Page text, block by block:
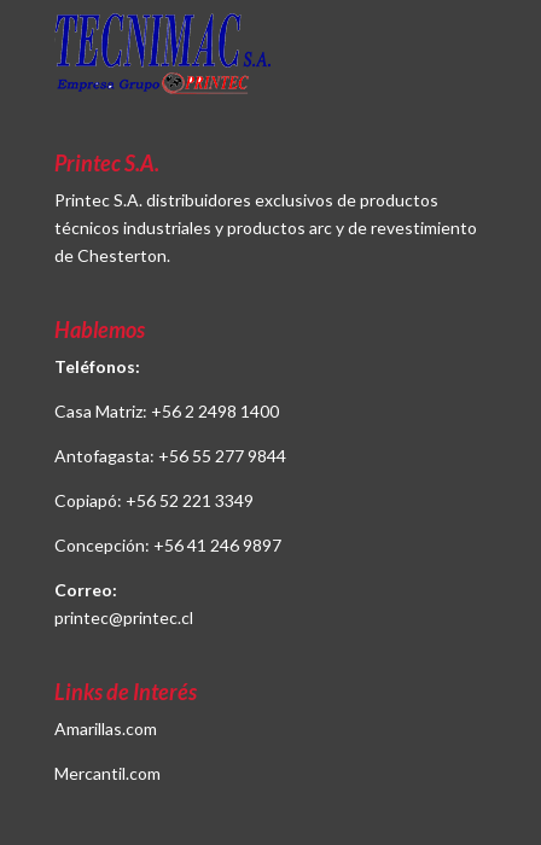
Printec S.A.
Printec S.A. distribuidores exclusivos de productos
técnicos industriales y productos arc y de revestimiento
de Chesterton.
Hablemos
Teléfonos:
Casa Matriz: +56 2 2498 1400
Antofagasta: +56 55 277 9844
Copiapó: +56 52 221 3349
Concepción: +56 41 246 9897
Correo:
printec@printec.cl
Links de Interés
Amarillas.com
Mercantil.com